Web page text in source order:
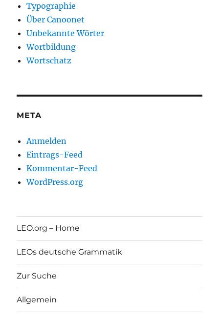
Typographie
Über Canoonet
Unbekannte Wörter
Wortbildung
Wortschatz
META
Anmelden
Eintrags-Feed
Kommentar-Feed
WordPress.org
LEO.org – Home
LEOs deutsche Grammatik
Zur Suche
Allgemein